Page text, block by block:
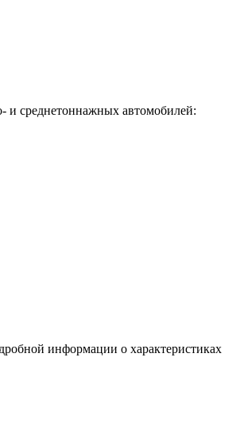
и среднетоннажных автомобилей:
информации о характеристиках